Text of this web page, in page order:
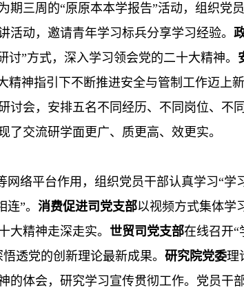
期三周的“原原本本学报告”活动，组织党
动，邀请青年学习标兵分享学习经验。
”方式，深入学习领会党的二十大精神。
精神指引下不断推进安全与管制工作迈上
会，安排五名不同经历、不同岗位、不
交流研学面更广、质更高、效更实。
网络平台作用，组织党员干部认真学习“学
”。 消费促进司党支部以视频方式集体学
大精神走深走实。 世贸司党支部在线召开“
透党的创新理论最新成果。 研究院党委理
的体会，研究学习宣传贯彻工作。党员干